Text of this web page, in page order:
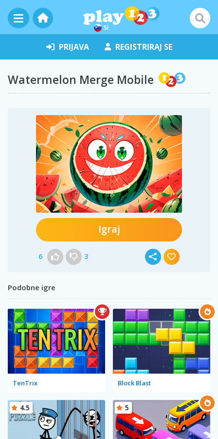
SI
PRIJAVA REGISTRIRAJ SE
Watermelon Merge Mobile
Igraj
6 3
Podobne igre
TenTrix Block Blast
4.5 5